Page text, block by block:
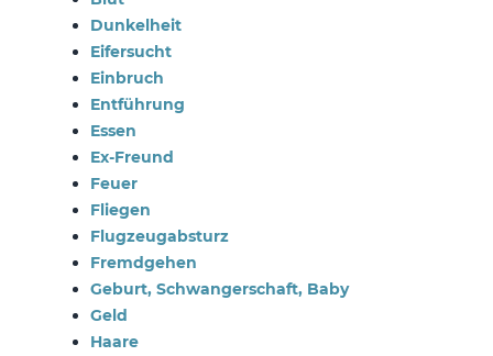
Dunkelheit
Eifersucht
Einbruch
Entführung
Essen
Ex-Freund
Feuer
Fliegen
Flugzeugabsturz
Fremdgehen
Geburt, Schwangerschaft, Baby
Geld
Haare